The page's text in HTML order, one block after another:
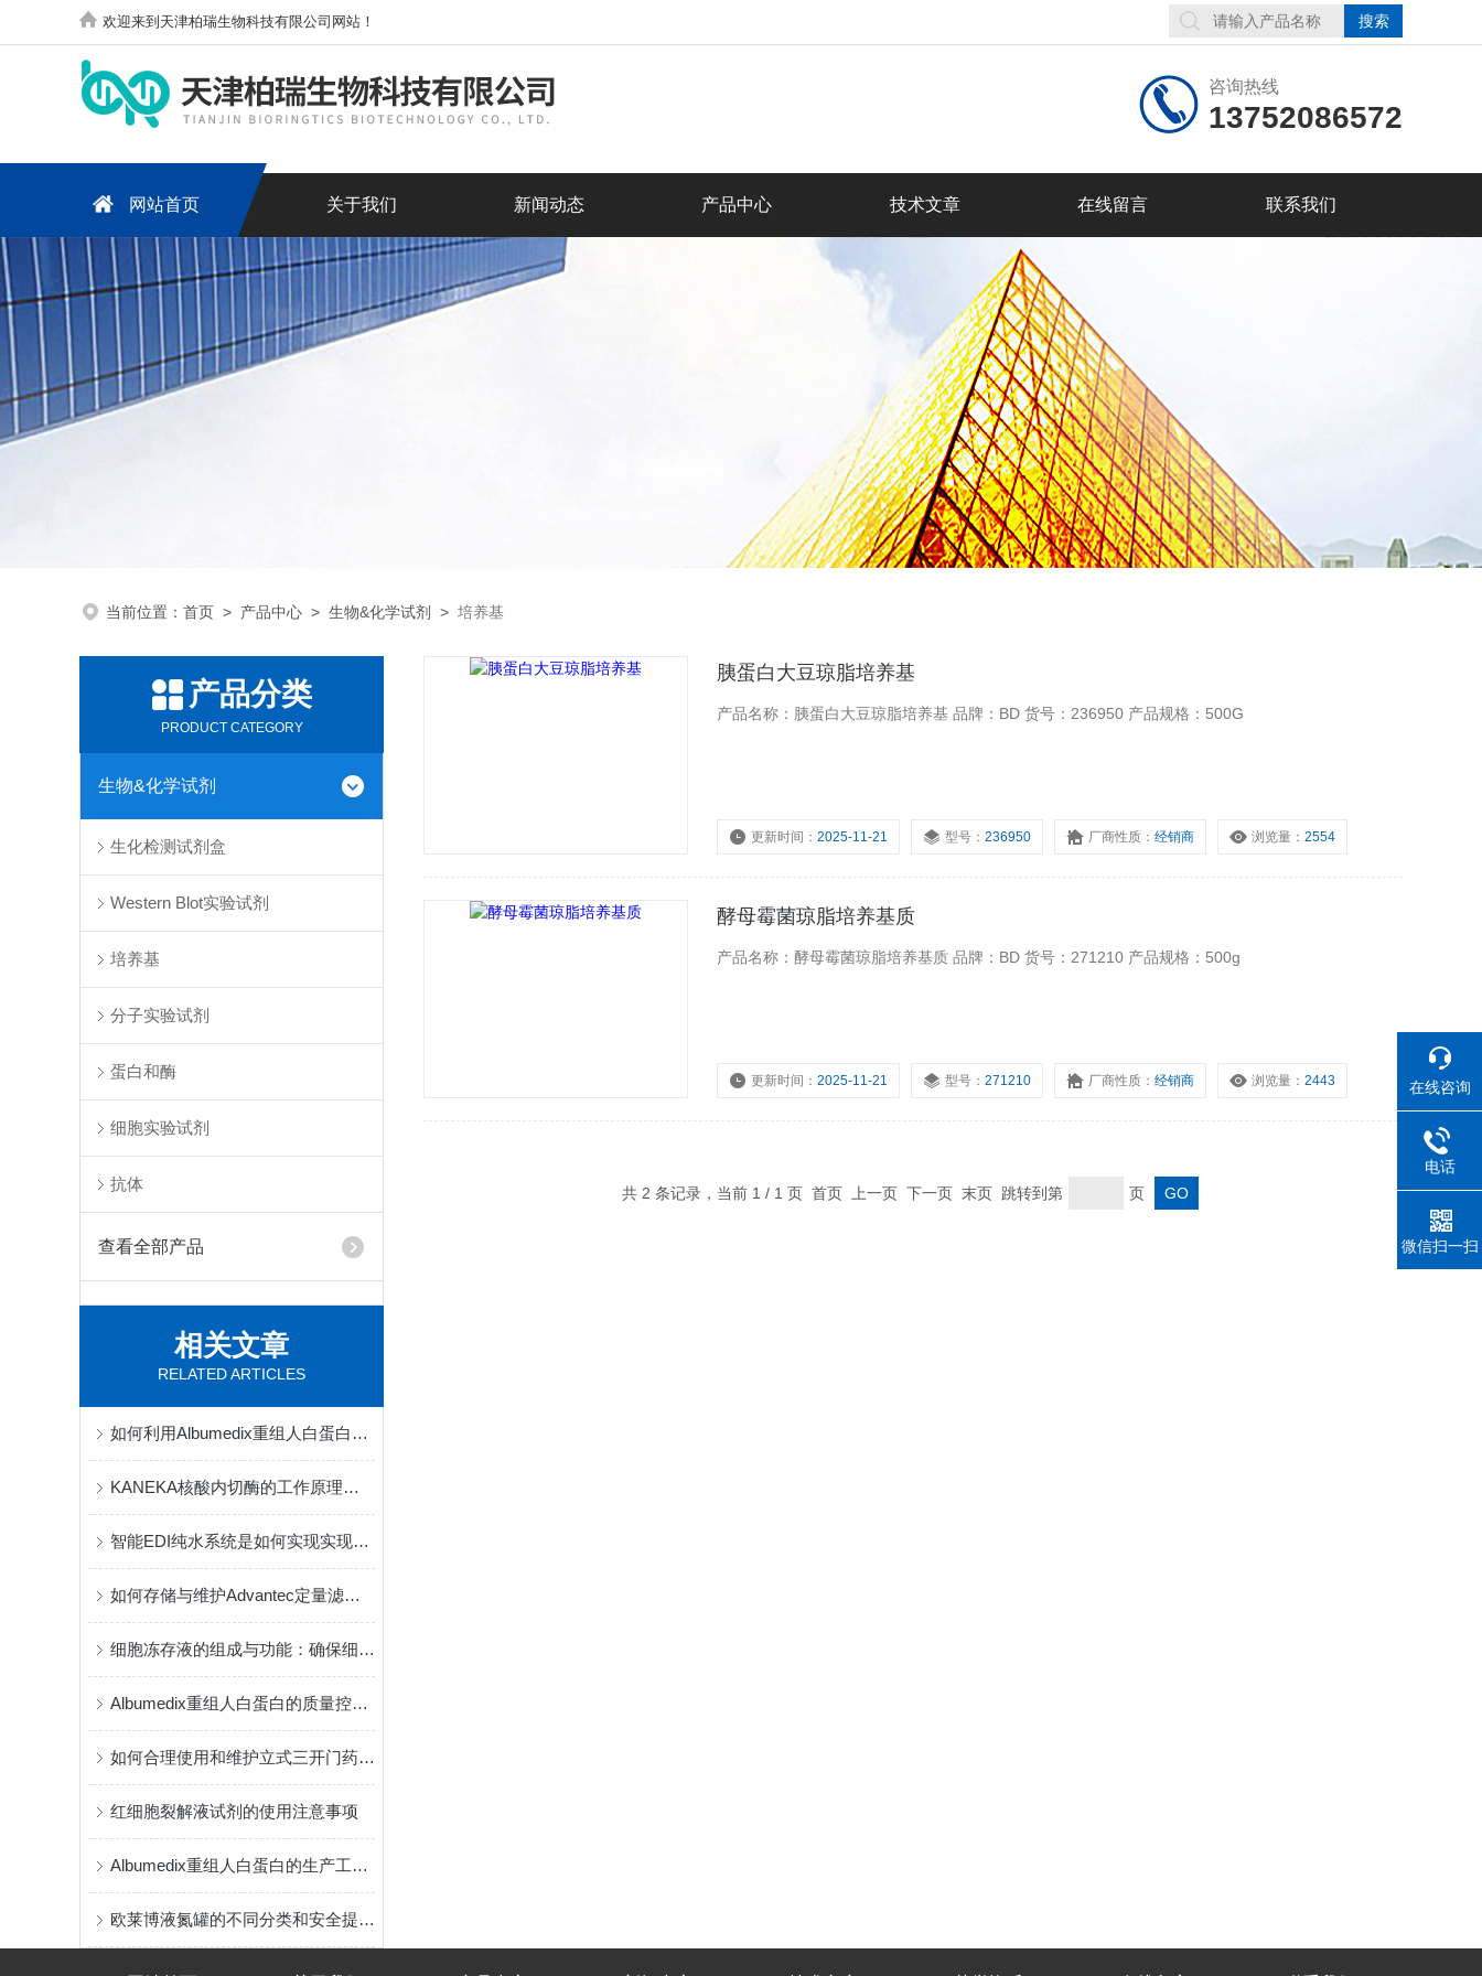
欢迎来到天津柏瑞生物科技有限公司网站！
咨询热线
13752086572
网站首页 关于我们 新闻动态 产品中心 技术文章 在线留言 联系我们
当前位置： 首页 > 产品中心 > 生物&化学试剂 > 培养基
产品分类
PRODUCT CATEGORY
生物&化学试剂
生化检测试剂盒
Western Blot实验试剂
培养基
分子实验试剂
蛋白和酶
细胞实验试剂
抗体
查看全部产品
相关文章
RELATED ARTICLES
如何利用Albumedix重组人白蛋白提高疫苗效果？
KANEKA核酸内切酶的工作原理与技术优势探索
智能EDI纯水系统是如何实现实现水的深度净化的？
如何存储与维护Advantec定量滤纸以延长使用寿命
细胞冻存液的组成与功能：确保细胞在低温下的长期保存
Albumedix重组人白蛋白的质量控制标准与安全性分析
如何合理使用和维护立式三开门药品阴凉柜？
红细胞裂解液试剂的使用注意事项
Albumedix重组人白蛋白的生产工艺与质量控制介绍
欧莱博液氮罐的不同分类和安全提示说明
胰蛋白大豆琼脂培养基
产品名称：胰蛋白大豆琼脂培养基 品牌：BD 货号：236950 产品规格：500G
更新时间：2025-11-21 型号：236950 厂商性质：经销商 浏览量：2554
酵母霉菌琼脂培养基质
产品名称：酵母霉菌琼脂培养基质 品牌：BD 货号：271210 产品规格：500g
更新时间：2025-11-21 型号：271210 厂商性质：经销商 浏览量：2443
共 2 条记录，当前 1 / 1 页 首页 上一页 下一页 末页 跳转到第 页
在线咨询
电话
微信扫一扫